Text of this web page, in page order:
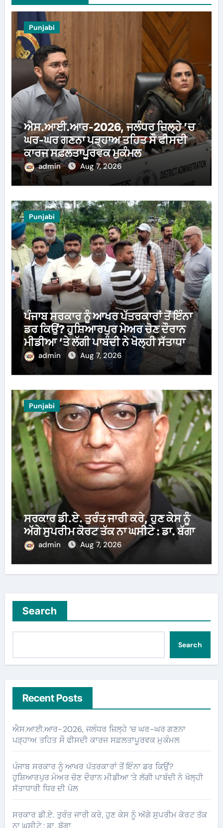
Punjabi
ਐਸ.ਆਈ.ਆਰ-2026, ਜਲੰਧਰ ਜ਼ਿਲ੍ਹੇ ’ਚ
ਘਰ-ਘਰ ਗਣਨਾ ਪੜ੍ਹਾਅ ਤਹਿਤ ਸੌ ਫੀਸਦੀ
ਕਾਰਜ ਸਫ਼ਲਤਾਪੂਰਵਕ ਮੁਕੰਮਲ
admin Aug 7, 2026
Punjabi
ਪੰਜਾਬ ਸਰਕਾਰ ਨੂੰ ਆਖਰ ਪੱਤਰਕਾਰਾਂ ਤੋਂ ਇੰਨਾ
ਡਰ ਕਿਉਂ? ਹੁਸ਼ਿਆਰਪੁਰ ਮੇਅਰ ਚੋਣ ਦੌਰਾਨ
ਮੀਡੀਆ ‘ਤੇ ਲੱਗੀ ਪਾਬੰਦੀ ਨੇ ਖੋਲ੍ਹੀ ਸੱਤਾਧਾਰੀ
ਧਿਰ ਦੀ ਪੋਲ
admin Aug 7, 2026
Punjabi
ਸਰਕਾਰ ਡੀ.ਏ. ਤੁਰੰਤ ਜਾਰੀ ਕਰੇ, ਹੁਣ ਕੇਸ ਨੂੰ
ਅੱਗੇ ਸੁਪਰੀਮ ਕੋਰਟ ਤੱਕ ਨਾ ਘਸੀਟੇ : ਡਾ. ਬੱਗਾ
admin Aug 7, 2026
Search
Search
Recent Posts
ਐਸ.ਆਈ.ਆਰ-2026, ਜਲੰਧਰ ਜ਼ਿਲ੍ਹੇ ’ਚ ਘਰ-ਘਰ ਗਣਨਾ
ਪੜ੍ਹਾਅ ਤਹਿਤ ਸੌ ਫੀਸਦੀ ਕਾਰਜ ਸਫ਼ਲਤਾਪੂਰਵਕ ਮੁਕੰਮਲ
ਪੰਜਾਬ ਸਰਕਾਰ ਨੂੰ ਆਖਰ ਪੱਤਰਕਾਰਾਂ ਤੋਂ ਇੰਨਾ ਡਰ ਕਿਉਂ?
ਹੁਸ਼ਿਆਰਪੁਰ ਮੇਅਰ ਚੋਣ ਦੌਰਾਨ ਮੀਡੀਆ ‘ਤੇ ਲੱਗੀ ਪਾਬੰਦੀ ਨੇ ਖੋਲ੍ਹੀ
ਸੱਤਾਧਾਰੀ ਧਿਰ ਦੀ ਪੋਲ
ਸਰਕਾਰ ਡੀ.ਏ. ਤੁਰੰਤ ਜਾਰੀ ਕਰੇ, ਹੁਣ ਕੇਸ ਨੂੰ ਅੱਗੇ ਸੁਪਰੀਮ ਕੋਰਟ ਤੱਕ